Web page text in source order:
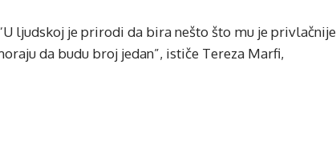
ljudskoj je prirodi da bira nešto što mu je privlačnije
da budu broj jedan”, ističe Tereza Marfi,